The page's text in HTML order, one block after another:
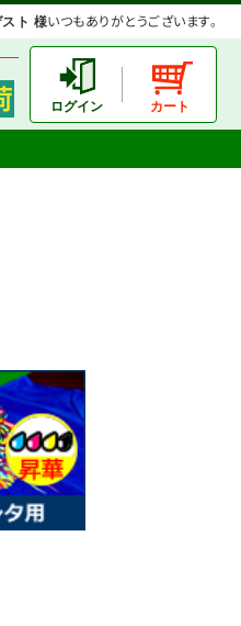
スト 様いつもありがとうございます。